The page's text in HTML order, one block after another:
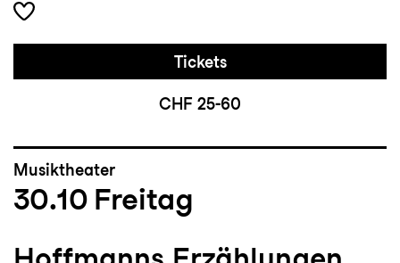
Tickets
CHF 25-60
Musiktheater
30.10 Freitag